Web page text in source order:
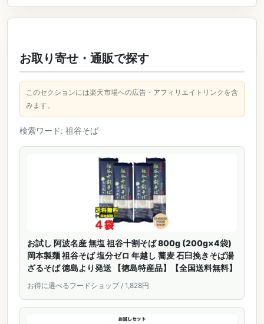
お取り寄せ・通販で探す
このセクションには楽天市場への広告・アフィリエイトリンクを含
みます。
検索ワード: 祖谷そば
お試し 阿波名産 無塩 祖谷十割そば 800g (200g×4袋)
岡本製麺 祖谷そば 塩分ゼロ 年越し 蕎麦 石臼挽きそば湯
ざるそば 徳島より発送 【徳島特産品】【全国送料無料】
お得に選べるフードショップ / 1,828円